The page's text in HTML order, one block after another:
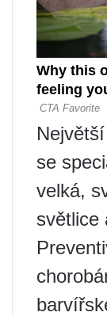
se
velká,
světlice